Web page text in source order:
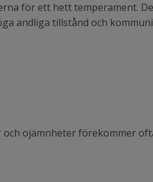
för ett hett temperament.
andliga tillstånd och
ojämnheter förekommer